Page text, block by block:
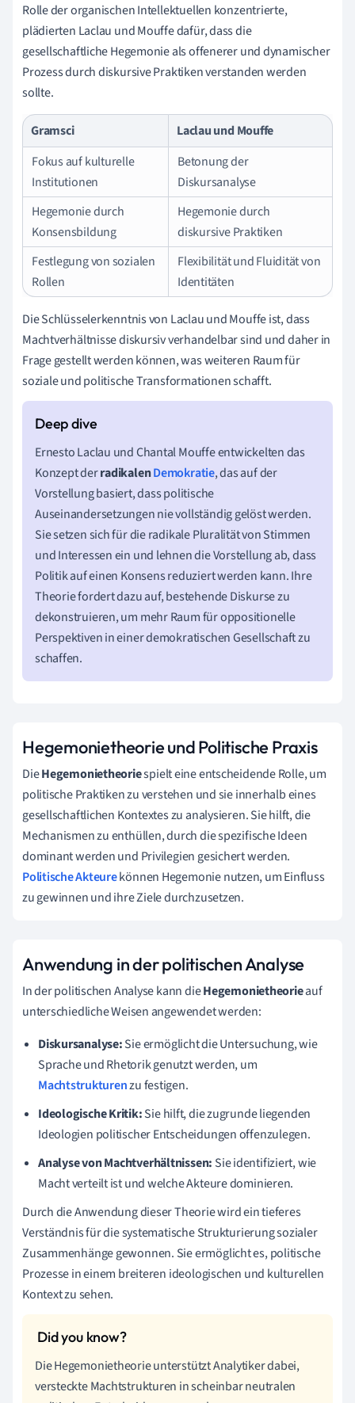
Rolle der organischen Intellektuellen konzentrierte,
plädierten Laclau und Mouffe dafür, dass die
gesellschaftliche Hegemonie als offenerer und dynamischer
Prozess durch diskursive Praktiken verstanden werden
sollte.
Gramsci
Laclau und Mouffe
Fokus auf kulturelle
Institutionen
Betonung der
Diskursanalyse
Hegemonie durch
Konsensbildung
Hegemonie durch
diskursive Praktiken
Festlegung von sozialen
Rollen
Flexibilität und Fluidität von
Identitäten
Die Schlüsselerkenntnis von Laclau und Mouffe ist, dass
Machtverhältnisse diskursiv verhandelbar sind und daher in
Frage gestellt werden können, was weiteren Raum für
soziale und politische Transformationen schafft.
Ernesto Laclau und Chantal Mouffe entwickelten das
Konzept derradikalenDemokratie, das auf der
Vorstellung basiert, dass politische
Auseinandersetzungen nie vollständig gelöst werden.
Sie setzen sich für die radikale Pluralität von Stimmen
und Interessen ein und lehnen die Vorstellung ab, dass
Politik auf einen Konsens reduziert werden kann. Ihre
Theorie fordert dazu auf, bestehende Diskurse zu
dekonstruieren, um mehr Raum für oppositionelle
Perspektiven in einer demokratischen Gesellschaft zu
schaffen.
Hegemonietheorie und Politische Praxis
DieHegemonietheoriespielt eine entscheidende Rolle, um
politische Praktiken zu verstehen und sie innerhalb eines
gesellschaftlichen Kontextes zu analysieren. Sie hilft, die
Mechanismen zu enthüllen, durch die spezifische Ideen
dominant werden und Privilegien gesichert werden.
Politische Akteurekönnen Hegemonie nutzen, um Einfluss
zu gewinnen und ihre Ziele durchzusetzen.
Anwendung in der politischen Analyse
In der politischen Analyse kann dieHegemonietheorieauf
unterschiedliche Weisen angewendet werden:
Diskursanalyse:Sie ermöglicht die Untersuchung, wie
Sprache und Rhetorik genutzt werden, um
Machtstrukturenzu festigen.
Ideologische Kritik:Sie hilft, die zugrunde liegenden
Ideologien politischer Entscheidungen offenzulegen.
Analyse von Machtverhältnissen: Sie identifiziert, wie
Macht verteilt ist und welche Akteure dominieren.
Durch die Anwendung dieser Theorie wird ein tieferes
Verständnis für die systematische Strukturierung sozialer
Zusammenhänge gewonnen. Sie ermöglicht es, politische
Prozesse in einem breiteren ideologischen und kulturellen
Kontext zu sehen.
Die Hegemonietheorie unterstützt Analytiker dabei,
versteckte Machtstrukturen in scheinbar neutralen